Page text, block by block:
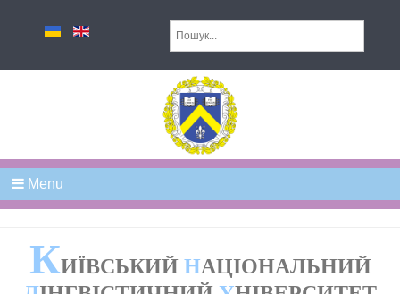
Menu
КИЇВСЬКИЙ НАЦІОНАЛЬНИЙ